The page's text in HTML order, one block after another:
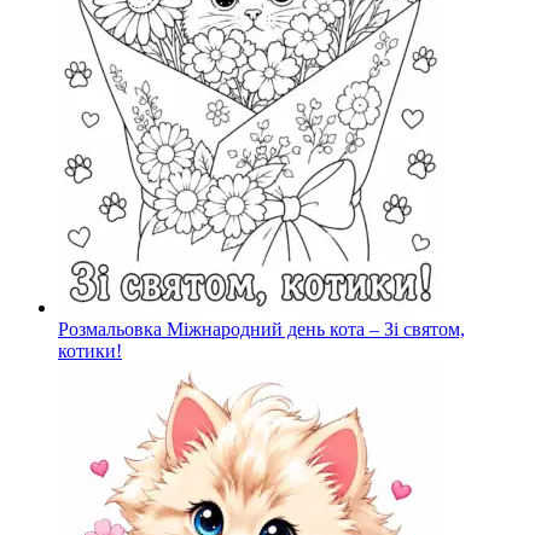
Розмальовка Міжнародний день кота – Зі святом,
котики!